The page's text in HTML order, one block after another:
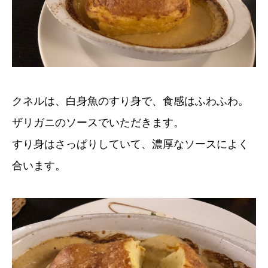
クネルは、白身魚のすり身で、食感はふわふわ。
ザリガニのソースでいただきます。
すり身はさっぱりしていて、濃厚なソースによく
合います。